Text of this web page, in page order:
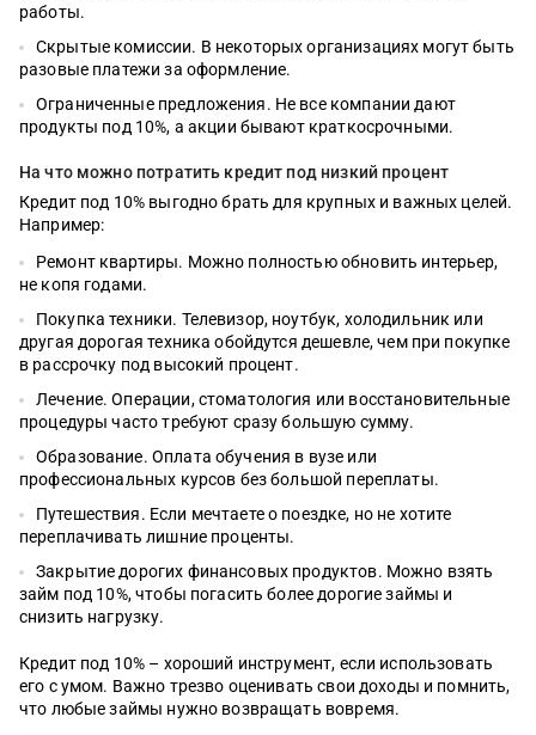
работы.
Скрытые комиссии. В некоторых организациях могут быть
разовые платежи за оформление.
Ограниченные предложения. Не все компании дают
продукты под 10%, а акции бывают краткосрочными.
На что можно потратить кредит под низкий процент
Кредит под 10% выгодно брать для крупных и важных целей.
Например:
Ремонт квартиры. Можно полностью обновить интерьер,
не копя годами.
Покупка техники. Телевизор, ноутбук, холодильник или
другая дорогая техника обойдутся дешевле, чем при покупке
в рассрочку под высокий процент.
Лечение. Операции, стоматология или восстановительные
процедуры часто требуют сразу большую сумму.
Образование. Оплата обучения в вузе или
профессиональных курсов без большой переплаты.
Путешествия. Если мечтаете о поездке, но не хотите
переплачивать лишние проценты.
Закрытие дорогих финансовых продуктов. Можно взять
займ под 10%, чтобы погасить более дорогие займы и
снизить нагрузку.
Кредит под 10% – хороший инструмент, если использовать
его с умом. Важно трезво оценивать свои доходы и помнить,
что любые займы нужно возвращать вовремя.